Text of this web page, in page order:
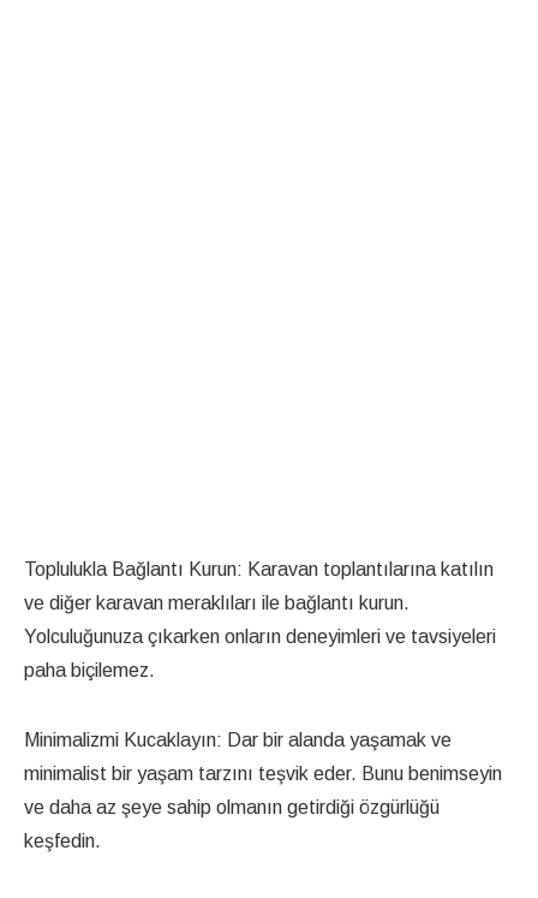
Toplulukla Bağlantı Kurun: Karavan toplantılarına katılın
ve diğer karavan meraklıları ile bağlantı kurun.
Yolculuğunuza çıkarken onların deneyimleri ve tavsiyeleri
paha biçilemez.
Minimalizmi Kucaklayın: Dar bir alanda yaşamak ve
minimalist bir yaşam tarzını teşvik eder. Bunu benimseyin
ve daha az şeye sahip olmanın getirdiği özgürlüğü
keşfedin.